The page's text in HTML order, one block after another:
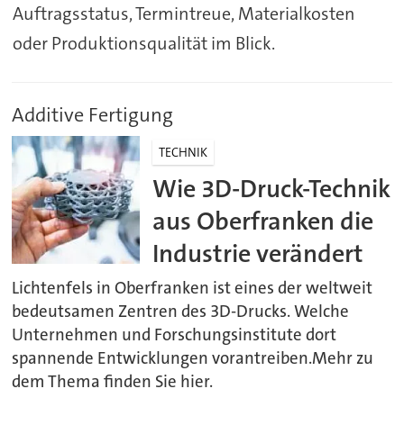
Auftragsstatus, Termintreue, Materialkosten
oder Produktionsqualität im Blick.
Additive Fertigung
TECHNIK
Wie 3D-Druck-Technik
aus Oberfranken die
Industrie verändert
Lichtenfels in Oberfranken ist eines der weltweit
bedeutsamen Zentren des 3D-Drucks. Welche
Unternehmen und Forschungsinstitute dort
spannende Entwicklungen vorantreiben.Mehr zu
dem Thema finden Sie hier.